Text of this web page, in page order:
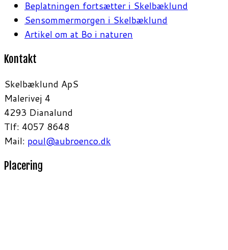
Beplatningen fortsætter i Skelbæklund
Sensommermorgen i Skelbæklund
Artikel om at Bo i naturen
Kontakt
Skelbæklund ApS
Malerivej 4
4293 Dianalund
Tlf: 4057 8648
Mail: poul@aubroenco.dk
Placering